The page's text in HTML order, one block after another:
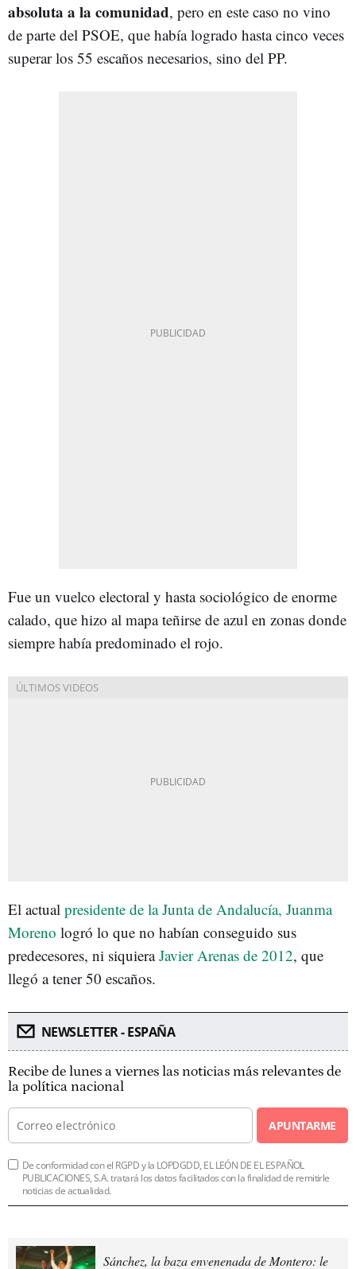
absoluta a la comunidad, pero en este caso no vino
de parte del PSOE, que había logrado hasta cinco veces
superar los 55 escaños necesarios, sino del PP.
Fue un vuelco electoral y hasta sociológico de enorme
calado, que hizo al mapa teñirse de azul en zonas donde
siempre había predominado el rojo.
El actual presidente de la Junta de Andalucía, Juanma
Moreno logró lo que no habían conseguido sus
predecesores, ni siquieraJavier Arenas de 2012, que
llegó a tener 50 escaños.
NEWSLETTER - ESPAÑA
Recibe de lunes a viernes las noticias más relevantes de
la política nacional
APUNTARME
De conformidad con el RGPD y la LOPDGDD, EL LEÓN DE EL ESPAÑOL
PUBLICACIONES, S.A. tratará los datos facilitados con la finalidad de remitirle
noticias de actualidad.
Sánchez, la baza envenenada de Montero: le